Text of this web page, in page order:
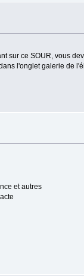
sur ce SOUR, vous
l'onglet galerie de
et autres